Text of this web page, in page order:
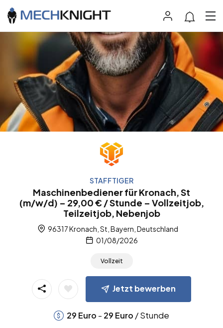
STAFFTIGER
Maschinenbediener für Kronach, St
(m/w/d) – 29,00 € / Stunde – Vollzeitjob,
Teilzeitjob, Nebenjob
96317 Kronach, St, Bayern, Deutschland
01/08/2026
Vollzeit
Jetzt bewerben
29 Euro - 29 Euro / Stunde